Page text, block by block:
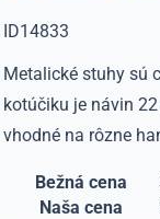
ID14833
Metalické stuhy sú
kotúčiku je návin
vhodné na rôzne
Bežná cena
Naša cena